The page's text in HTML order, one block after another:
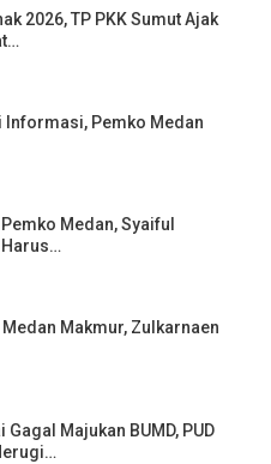
2026, TP PKK Sumut Ajak
Informasi, Pemko Medan
Medan, Syaiful
Harus…
Makmur, Zulkarnaen
Gagal Majukan BUMD, PUD